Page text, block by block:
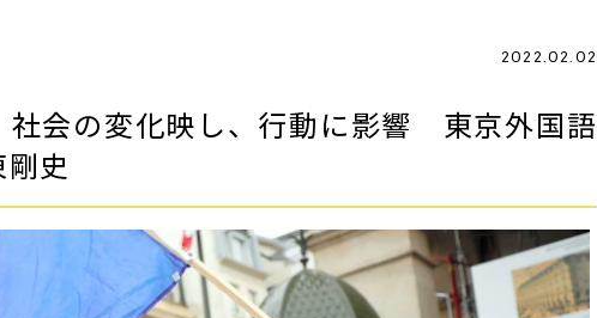
2022.02.02
会の変化映し、行動に影響 東京外国語
史